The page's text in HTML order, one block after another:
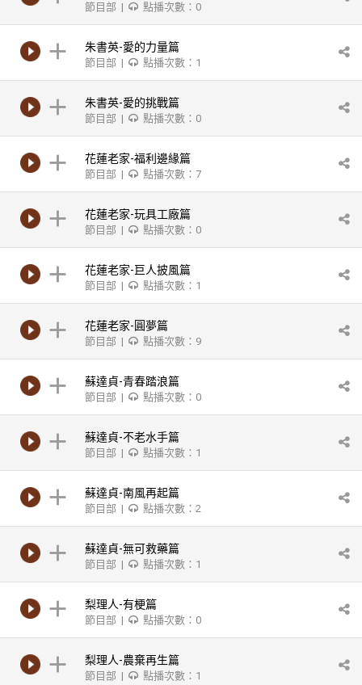
節目部 | 點播次數：0
朱書英-愛的力量篇
節目部 | 點播次數：1
朱書英-愛的挑戰篇
節目部 | 點播次數：0
花蓮老家-福利邊緣篇
節目部 | 點播次數：7
花蓮老家-玩具工廠篇
節目部 | 點播次數：0
花蓮老家-巨人披風篇
節目部 | 點播次數：1
花蓮老家-圓夢篇
節目部 | 點播次數：9
蘇達貞-青春踏浪篇
節目部 | 點播次數：0
蘇達貞-不老水手篇
節目部 | 點播次數：1
蘇達貞-南風再起篇
節目部 | 點播次數：2
蘇達貞-無可救藥篇
節目部 | 點播次數：1
梨理人-有梗篇
節目部 | 點播次數：0
梨理人-農棄再生篇
節目部 | 點播次數：1